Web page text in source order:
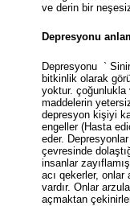
ve derin bir
Depresyonu
Depresyonu `
bitkinlik olarak
yoktur. çoğunlukla
maddelerin
depresyon kişiyi
engeller (Hasta
eder.
çevresinde
insanlar
acı qekerler, onlar
vardır. Onlar
açmaktan